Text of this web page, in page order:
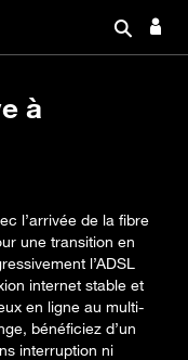
à
l’arrivée de la fibre
une transition en
l’ADSL
internet stable et
en ligne au multi-
bénéficiez d’un
interruption ni